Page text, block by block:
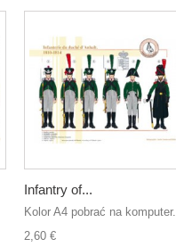
Infantry of...
Kolor A4 pobrać na komputer.
2,60 €